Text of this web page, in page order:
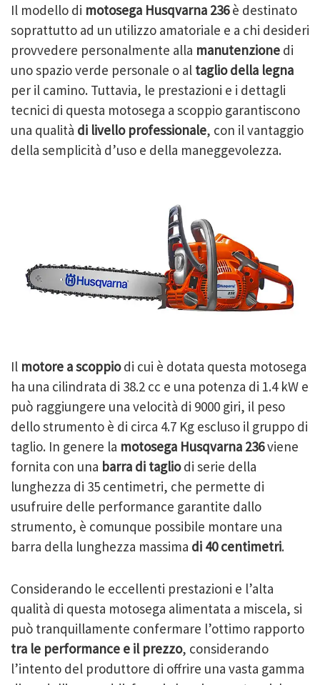
Il modello di motosega Husqvarna 236è destinato
soprattutto ad un utilizzo amatoriale e a chi desideri
provvedere personalmente alla manutenzione di
uno spazio verde personale o al taglio della legna
per il camino. Tuttavia, le prestazioni e i dettagli
tecnici di questa motosega a scoppio garantiscono
una qualità di livello professionale, con il vantaggio
della semplicità d’uso e della maneggevolezza.
Il motore a scoppiodi cui è dotata questa motosega
ha una cilindrata di 38.2 cc e una potenza di 1.4 kW e
può raggiungere una velocità di 9000 giri, il peso
dello strumento è di circa 4.7 Kg escluso il gruppo di
taglio. In genere la motosega Husqvarna 236viene
fornita con una barra di tagliodi serie della
lunghezza di 35 centimetri, che permette di
usufruire delle performance garantite dallo
strumento, è comunque possibile montare una
barra della lunghezza massima di 40 centimetri.
Considerando le eccellenti prestazioni e l’alta
qualità di questa motosega alimentata a miscela, si
può tranquillamente confermare l’ottimo rapporto
tra le performance e il prezzo, considerando
l’intento del produttore di offrire una vasta gamma